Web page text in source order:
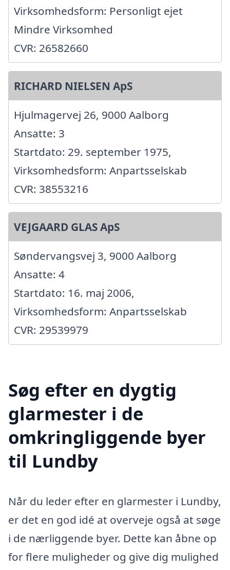
Virksomhedsform: Personligt ejet
Mindre Virksomhed
CVR: 26582660
RICHARD NIELSEN ApS
Hjulmagervej 26, 9000 Aalborg
Ansatte: 3
Startdato: 29. september 1975,
Virksomhedsform: Anpartsselskab
CVR: 38553216
VEJGAARD GLAS ApS
Søndervangsvej 3, 9000 Aalborg
Ansatte: 4
Startdato: 16. maj 2006,
Virksomhedsform: Anpartsselskab
CVR: 29539979
Søg efter en dygtig
glarmester i de
omkringliggende byer
til Lundby
Når du leder efter en glarmester i Lundby,
er det en god idé at overveje også at søge
i de nærliggende byer. Dette kan åbne op
for flere muligheder og give dig mulighed